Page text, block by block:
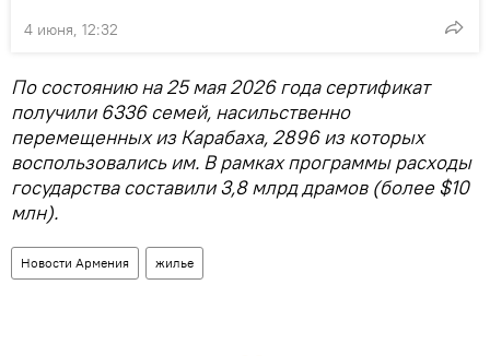
4 июня, 12:32
По состоянию на 25 мая 2026 года сертификат
получили 6336 семей, насильственно
перемещенных из Карабаха, 2896 из которых
воспользовались им. В рамках программы расходы
государства составили 3,8 млрд драмов (более $10
млн).
Новости Армения жилье